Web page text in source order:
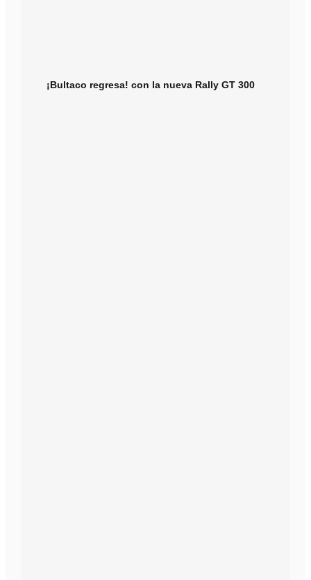
¡Bultaco regresa! con la nueva Rally GT 300